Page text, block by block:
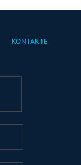
KONTAKTE